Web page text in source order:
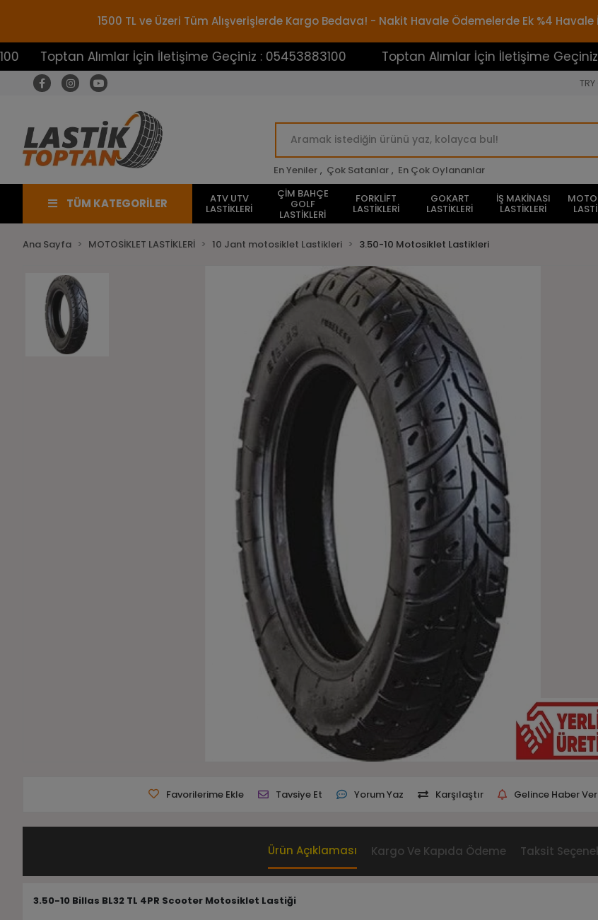
1500 TL ve Üzeri Tüm Alışverişlerde Kargo Bedava! - Nakit Havale Ödemelerde Ek %4
Alımlar İçin İletişime Geçiniz : 05453883100 Toptan Alımlar İçin İletişime Geçiniz :
En Yeniler , Çok Satanlar , En Çok Oylananlar
TÜM KATEGORİLER ATV UTV
LASTİKLERİ
ÇİM BAHÇE
GOLF
LASTİKLERİ
FORKLİFT
LASTİKLERİ
GOKART
LASTİKLERİ
İŞ MAKİNASI
LASTİKLERİ
Ana Sayfa MOTOSİKLET LASTİKLERİ 10 Jant motosiklet Lastikleri 3.50-10 Motosiklet Lastikleri
Favorilerime Ekle Tavsiye Et Yorum Yaz Karşılaştır Gelince Haber Ver
Ürün Açıklaması Kargo Ve Kapıda Ödeme Taksit
3.50-10 Billas BL32 TL 4PR Scooter Motosiklet Lastiği